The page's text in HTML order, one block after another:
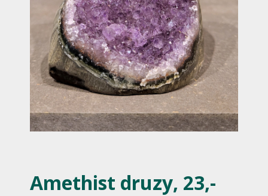
Amethist druzy, 23,-